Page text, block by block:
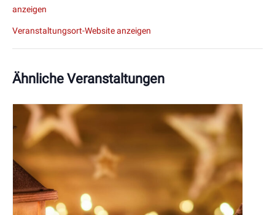
anzeigen
Veranstaltungsort-Website anzeigen
Ähnliche Veranstaltungen